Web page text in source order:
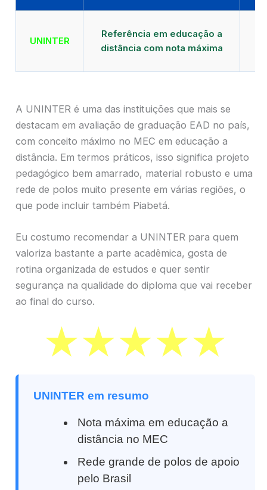
UNINTER
Referência em educação a
distância com nota máxima
A UNINTER é uma das instituições que mais se
destacam em avaliação de graduação EAD no país,
com conceito máximo no MEC em educação a
distância. Em termos práticos, isso significa projeto
pedagógico bem amarrado, material robusto e uma
rede de polos muito presente em várias regiões, o
que pode incluir também Piabetá.
Eu costumo recomendar a UNINTER para quem
valoriza bastante a parte acadêmica, gosta de
rotina organizada de estudos e quer sentir
segurança na qualidade do diploma que vai receber
ao final do curso.
UNINTER em resumo
Nota máxima em educação a
distância no MEC
Rede grande de polos de apoio
pelo Brasil